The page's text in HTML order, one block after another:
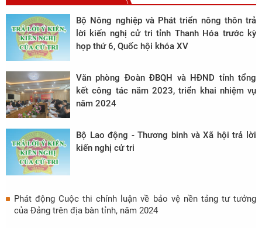
Bộ Nông nghiệp và Phát triển nông thôn trả
lời kiến nghị cử tri tỉnh Thanh Hóa trước kỳ
họp thứ 6, Quốc hội khóa XV
Văn phòng Đoàn ĐBQH và HĐND tỉnh tổng
kết công tác năm 2023, triển khai nhiệm vụ
năm 2024
Bộ Lao động - Thương binh và Xã hội trả lời
kiến nghị cử tri
Phát động Cuộc thi chính luận về bảo vệ nền tảng tư tưởng
của Đảng trên địa bàn tỉnh, năm 2024